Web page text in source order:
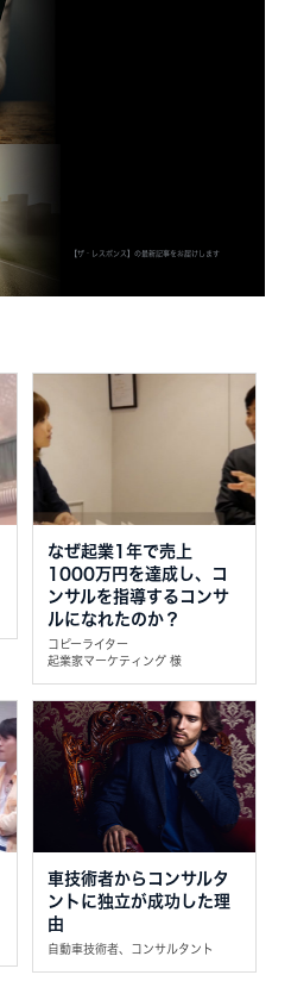
【ザ・レスポンス】の最新記事をお届けします
なぜ起業1年で売上
1000万円を達成し、コ
ンサルを指導するコンサ
ルになれたのか？
コピーライター
起業家マーケティング 様
車技術者からコンサルタ
ントに独立が成功した理
由
自動車技術者、コンサルタント